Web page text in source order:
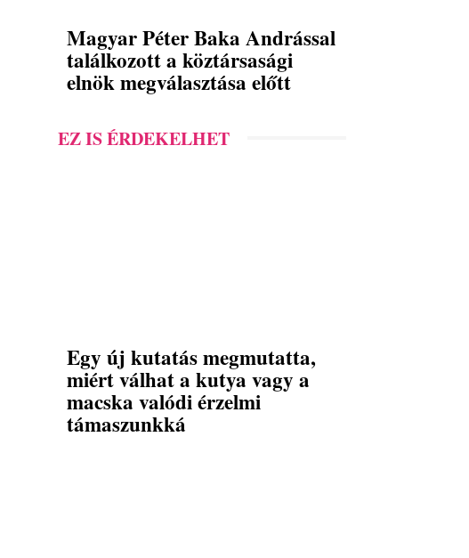
Magyar Péter Baka Andrással
találkozott a köztársasági
elnök megválasztása előtt
EZ IS ÉRDEKELHET
Egy új kutatás megmutatta,
miért válhat a kutya vagy a
macska valódi érzelmi
támaszunkká